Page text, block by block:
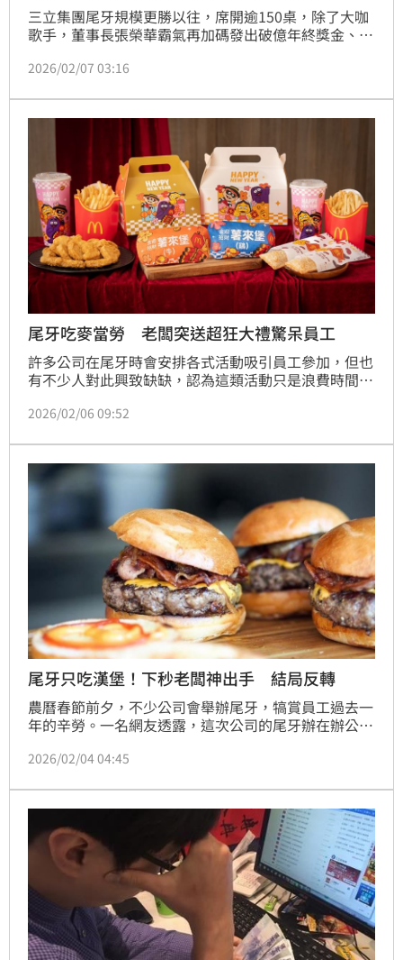
三立集團尾牙規模更勝以往，席開逾150桌，除了大咖
歌手，董事長張榮華霸氣再加碼發出破億年終獎金、尾
2026/02/07 03:16
尾牙吃麥當勞 老闆突送超狂大禮驚呆員工
許多公司在尾牙時會安排各式活動吸引員工參加，但也
有不少人對此興致缺缺，認為這類活動只是浪費時間，
牙辦在辦公室，原本以為只是隨便應付，沒想到最後竟
2026/02/06 09:52
尾牙只吃漢堡！下秒老闆神出手 結局反轉
農曆春節前夕，不少公司會舉辦尾牙，犒賞員工過去一
年的辛勞。一名網友透露，這次公司的尾牙辦在辦公
低頭啃著漢堡，但沒想到下秒老闆豪發每人一包2萬元
2026/02/04 04:45